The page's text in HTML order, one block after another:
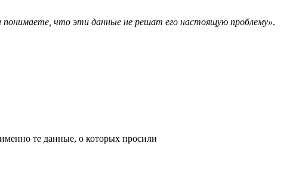
что эти данные не решат его настоящую проблему».
те данные, о которых просили